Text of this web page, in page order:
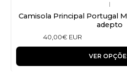
|
Camisola Principal Portugal
adepto
40,00€ EUR
VER